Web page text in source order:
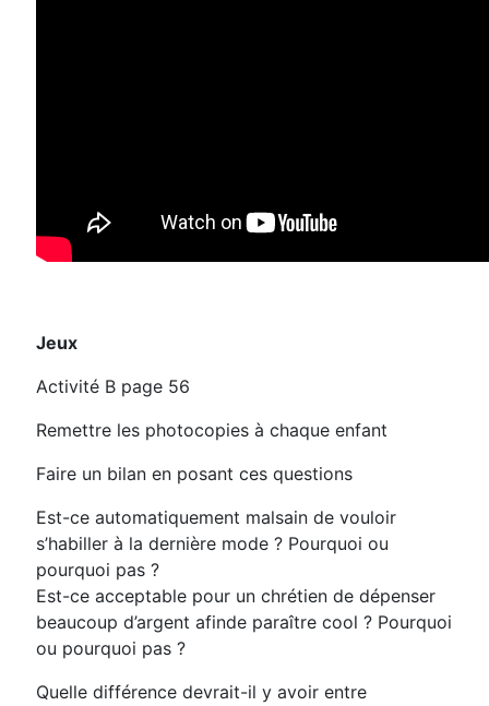
Jeux
Activité B page 56
Remettre les photocopies à chaque enfant
Faire un bilan en posant ces questions
Est-ce automatiquement malsain de vouloir
s’habiller à la dernière mode ? Pourquoi ou
pourquoi pas ?
Est-ce acceptable pour un chrétien de dépenser
beaucoup d’argent afinde paraître cool ? Pourquoi
ou pourquoi pas ?
Quelle différence devrait-il y avoir entre